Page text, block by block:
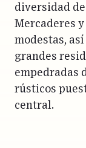
diversidad
Mercaderes
modestas,
grandes
empedradas
rústicos
central.